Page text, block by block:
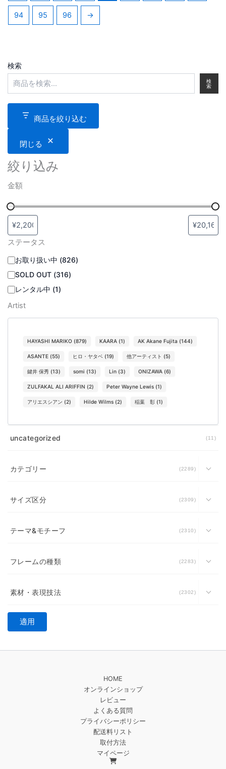
94 95 96 →
検索
検
索
商品を絞り込む
閉じる
絞り込み
金額
ステータス
お取り扱い中 (826)
SOLD OUT (316)
レンタル中 (1)
Artist
HAYASHI MARIKO (879) KAARA (1) AK Akane Fujita (144)
ASANTE (55) ヒロ・ヤタベ (19) 他アーティスト (5)
鍵井 保秀 (13) somi (13) Lin (3) ONIZAWA (6)
ZULFAKAL ALI ARIFFIN (2) Peter Wayne Lewis (1)
アリエスシアン (2) Hilde Wilms (2) 稲葉 彰 (1)
uncategorized 11
カテゴリー 2289
サイズ区分 2309
テーマ&モチーフ 2310
フレームの種類 2283
素材・表現技法 2302
適用
HOME
オンラインショップ
レビュー
よくある質問
プライバシーポリシー
配送料リスト
取付方法
マイページ